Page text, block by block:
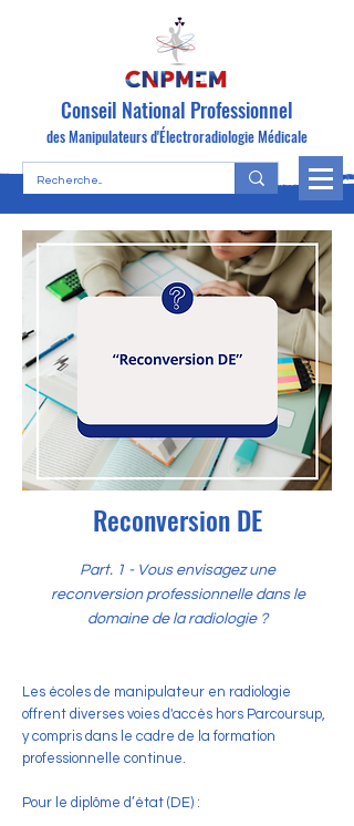
Conseil National Professionnel
des Manipulateurs d'Électroradiologie Médicale
Reconversion DE
Part. 1 - Vous envisagez une
reconversion professionnelle dans le
domaine de la radiologie ?
Les écoles de manipulateur en radiologie
offrent diverses voies d'accès hors Parcoursup,
y compris dans le cadre de la formation
professionnelle continue.
Pour le diplôme d’état (DE) :